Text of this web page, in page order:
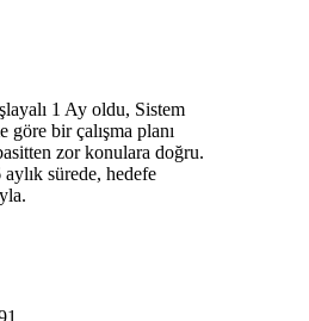
1 Ay oldu, Sistem
göre bir çalışma planı
zor konulara doğru.
sürede, hedefe